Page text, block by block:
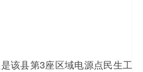
该县第3座区域电源点民生工